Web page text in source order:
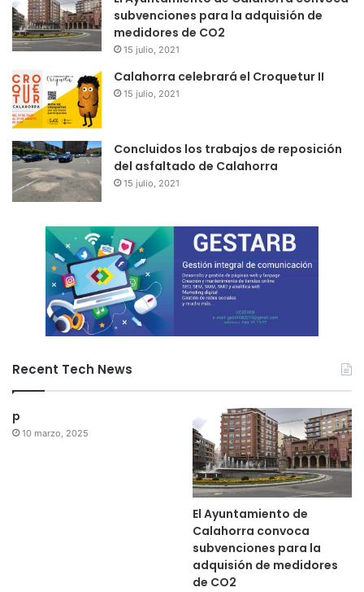
subvenciones para la adquisión de
medidores de CO2
15 julio, 2021
Calahorra celebrará el Croquetur II
15 julio, 2021
Concluidos los trabajos de reposición
del asfaltado de Calahorra
15 julio, 2021
Recent Tech News
p
10 marzo, 2025
El Ayuntamiento de
Calahorra convoca
subvenciones para la
adquisión de medidores
de CO2